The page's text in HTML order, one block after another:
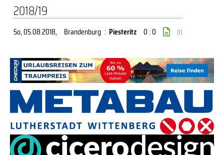
2018/19
So, 05.08.2018, Brandenburg : Piesteritz 0 : 0 (1)